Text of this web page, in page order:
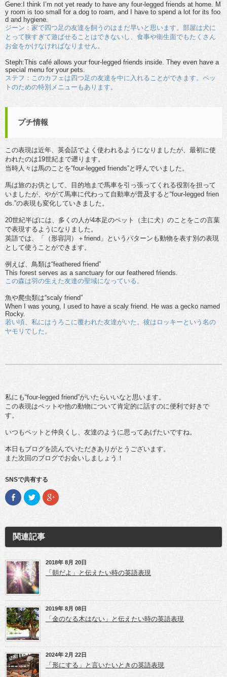
Gene:I think I’m not yet ready to have any four-legged friends at home. M
y room is too small for a dog to roam, and I have to spend a lot for its foo
d and hygiene.
ジーン：家で四つ足の友達を飼うのはまだ早いと思います。部屋は犬に
とって狭すぎて遊ばせることはできないし、食事や衛生面でもたくさん
お金をかけなければなりません。
Steph:This café allows your four-legged friends inside. They even have a
special menu for your pets.
ステフ：このカフェは四つ足の友達を中に入れることができます。ペッ
トのための特別メニューもあります。
プチ情報
この表現は近年、英会話でよく使われるようになりましたが、最初に使
われたのは19世紀まで遡ります。
当時人々は馬のことを“four-legged friends”と呼んでいました。
馬は旅のお供として、目的地まで馬車を引っ張ってくれる役割を担って
いましたが、やがて馬車に代わって自動車が普及すると“four-legged frien
ds.”の表現も変化していきました。
20世紀半ばには、多くの人が4本足のペット（主に犬）のことをこの言葉
で表現するようになりました。
英語では、「（形容詞）＋friend」というパターンも動物を表す別の表現
として使うことができます。
例えば、鳥類は“feathered friend”
This forest serves as a sanctuary for our feathered friends.
この森は羽の生えた友達の聖域になっている。
魚や爬虫類は“scaly friend”
When I was young, I used to have a scaly friend. He was a gecko named
Rocky.
若い頃、私にはうろこに覆われた友達がいた。彼はロッキーという名の
ヤモリでした。
私にも“four-legged friend”がいたらいいなと思います。
この表現はペットや他の動物について肯定的に話すのに便利で好きで
す。
いつもペットと仲良くし、友達のように思ってあげたいですね。
本日もブログを読んでいただきありがとうございます。
また次回のブログでお会いしましょう！
SNSで共有する
a
o
o
k
で
(新
し
い
ウ
ィ
ン
ド
ウ
で
開
き
ま
す)
ク
リ
て
T
w
i
e
r
で
共
有
(新
し
い
ウ
ィ
ン
ド
ウ
で
開
き
ま
す)
ク
リ
て
o
e
+
で
し
い
ウ
ィ
ン
開
き
ま
す)
関連記事
2018年 8月 20日
「朝だよ」と伝えたい時の英語表現
2019年 8月 08日
「金のなる木はない」と伝えたい時の英語表現
2024年 2月 22日
「形にする」と言いたいときの英語表現